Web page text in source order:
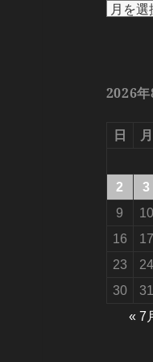
ア
ブ
2026年
日 月
2
3
9
10
16
17
23
24
30
31
« 7